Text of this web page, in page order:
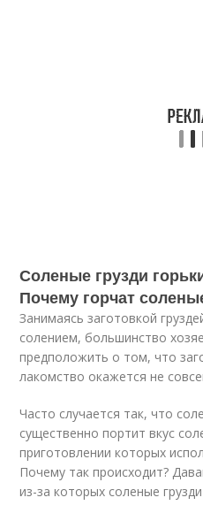
Соленые грузди
Почему горчат
Занимаясь заготовкой
солением, большинство
предположить о том, что
лакомство окажется не
Часто случается так, что
существенно портит вкус
приготовлении которых
Почему так происходит?
из-за которых соленые